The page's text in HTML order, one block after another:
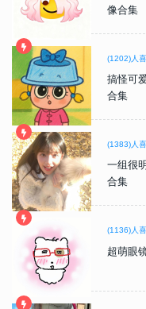
像合集
(1202)人
搞怪可
合集
(1383)人
一组很
合集
(1136)人
超萌眼